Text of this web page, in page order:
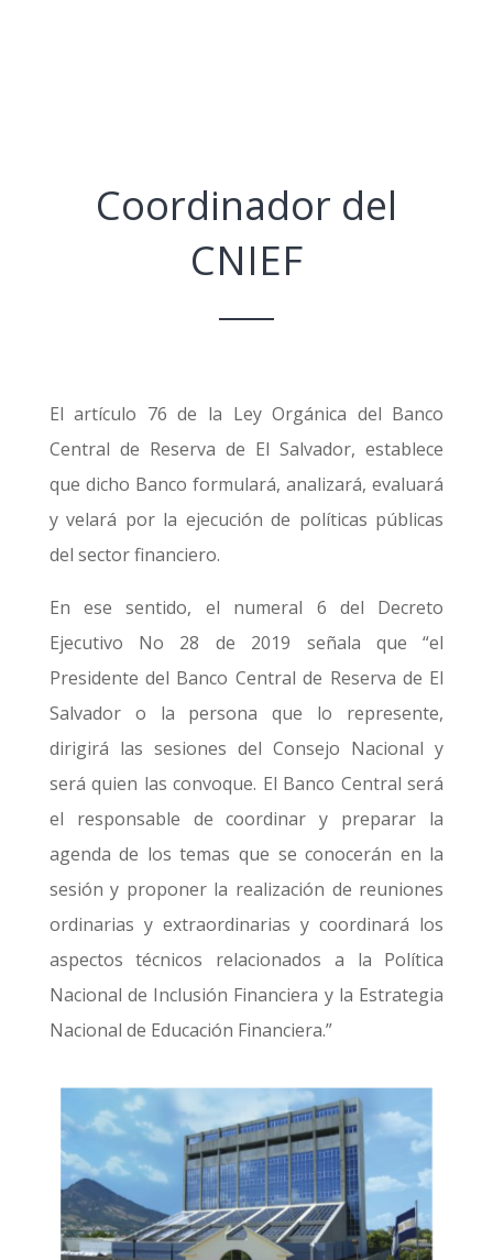
Coordinador del
CNIEF
El artículo 76 de la Ley Orgánica del Banco
Central de Reserva de El Salvador, establece
que dicho Banco formulará, analizará, evaluará
y velará por la ejecución de políticas públicas
del sector financiero.
En ese sentido, el numeral 6 del Decreto
Ejecutivo No 28 de 2019 señala que “el
Presidente del Banco Central de Reserva de El
Salvador o la persona que lo represente,
dirigirá las sesiones del Consejo Nacional y
será quien las convoque. El Banco Central será
el responsable de coordinar y preparar la
agenda de los temas que se conocerán en la
sesión y proponer la realización de reuniones
ordinarias y extraordinarias y coordinará los
aspectos técnicos relacionados a la Política
Nacional de Inclusión Financiera y la Estrategia
Nacional de Educación Financiera.”